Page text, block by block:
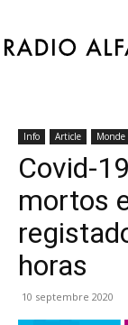
Info Article Monde
Covid-
mortos
horas
10 septembre 2020